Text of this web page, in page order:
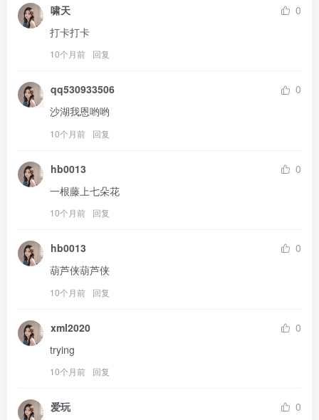
啸天
0
打卡打卡
10个月前 回复
qq530933506
0
沙湖我恩哟哟
10个月前 回复
hb0013
0
一根藤上七朵花
10个月前 回复
hb0013
0
葫芦侠葫芦侠
10个月前 回复
xml2020
0
trying
10个月前 回复
爱玩
0